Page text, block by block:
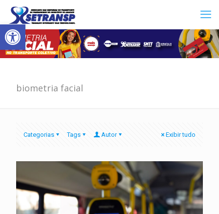
Abrir a barra de ferramentas
biometria facial
Categorias Tags Autor Exibir tudo